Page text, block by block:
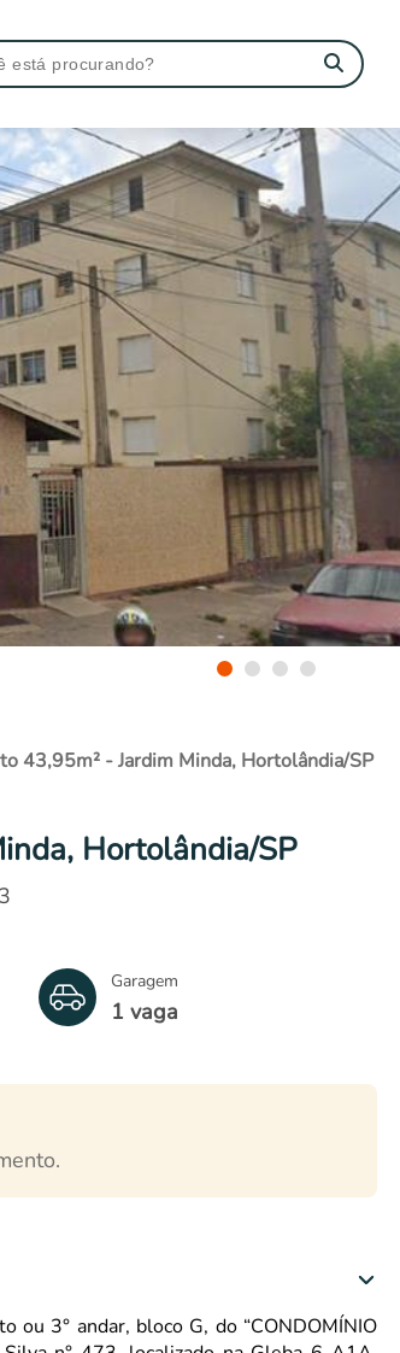
43,95m² - Jardim Minda, Hortolândia/SP
Hortolândia/SP
Garagem
1 vaga
ou 3° andar, bloco G, do “CONDOMÍNIO